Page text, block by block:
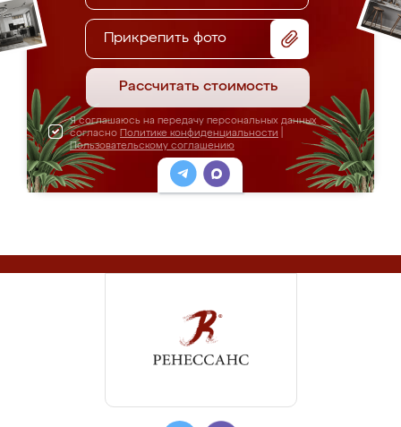
Прикрепить фото
Рассчитать стоимость
Я соглашаюсь на передачу персональных данных
согласно Политике конфиденциальности
Пользовательскому соглашению